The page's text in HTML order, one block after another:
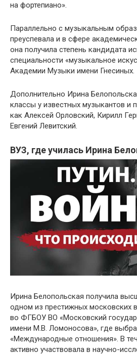
на фортепиано».
Параллельно с музыкальным
преуспевала и в сфере
она получила степень кандидата
специальности «музыкальное
Академии Музыки имени Гнесиных.
Дополнительно Ирина
классы у известных музыкантов и
как Алексей Орловский, Кирилл
Евгений Левитский.
ВУЗ, где училась Ирина
Ирина Белопольская получила
одном из престижных московских
во ФГБОУ ВО «Московский
имени М.В. Ломоносова», где
«Международные отношения». В
активно участвовала в научно-